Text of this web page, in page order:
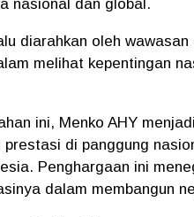
nasional dan global.
diarahkan oleh
melihat kepentingan
ini, Menko AHY
prestasi di panggung
Penghargaan ini
dalam membangun